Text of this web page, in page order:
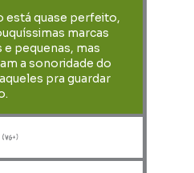
está quase perfeito,
marcas
pequenas, mas
a sonoridade do
pra guardar